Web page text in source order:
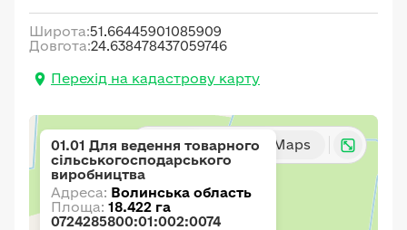
Широта:51.66445901085909
Довгота:24.638478437059746
Перехід на кадастрову карту
Карта Google Maps
01.01 Для ведення товарного
сільськогосподарського
виробництва
Адреса: Волинська область
Площа: 18.422 га
0724285800:01:002:0074